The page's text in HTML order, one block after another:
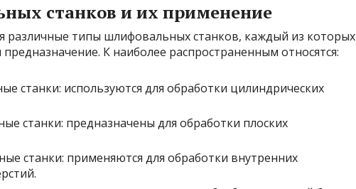
станков и их применение
различные типы шлифовальных станков, каждый из которых
К наиболее распространенным относятся:
станки: используются для обработки цилиндрических
станки: предназначены для обработки плоских
станки: применяются для обработки внутренних